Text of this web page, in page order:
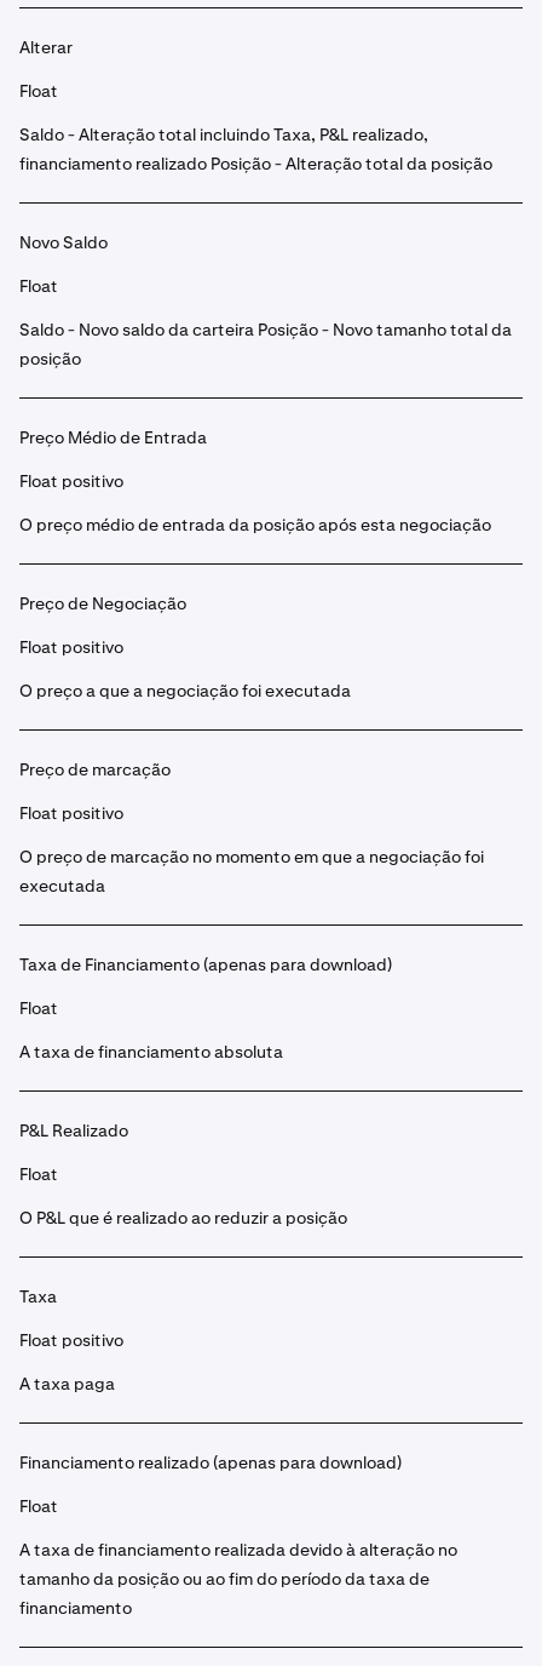
Alterar
Float
Saldo - Alteração total incluindo Taxa, P&L realizado,
financiamento realizado Posição - Alteração total da posição
Novo Saldo
Float
Saldo - Novo saldo da carteira Posição - Novo tamanho total da
posição
Preço Médio de Entrada
Float positivo
O preço médio de entrada da posição após esta negociação
Preço de Negociação
Float positivo
O preço a que a negociação foi executada
Preço de marcação
Float positivo
O preço de marcação no momento em que a negociação foi
executada
Taxa de Financiamento (apenas para download)
Float
A taxa de financiamento absoluta
P&L Realizado
Float
O P&L que é realizado ao reduzir a posição
Taxa
Float positivo
A taxa paga
Financiamento realizado (apenas para download)
Float
A taxa de financiamento realizada devido à alteração no
tamanho da posição ou ao fim do período da taxa de
financiamento